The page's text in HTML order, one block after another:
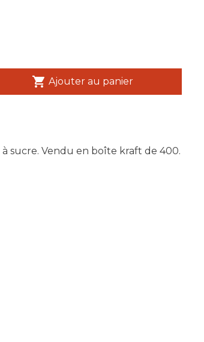
shopping_cart Ajouter au panier
sucre. Vendu en boîte kraft de 400.